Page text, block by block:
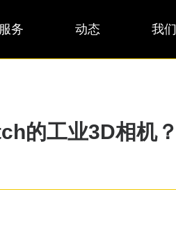
服务 动态 我们
的工业3D相机？